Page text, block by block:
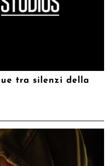
tra silenzi della